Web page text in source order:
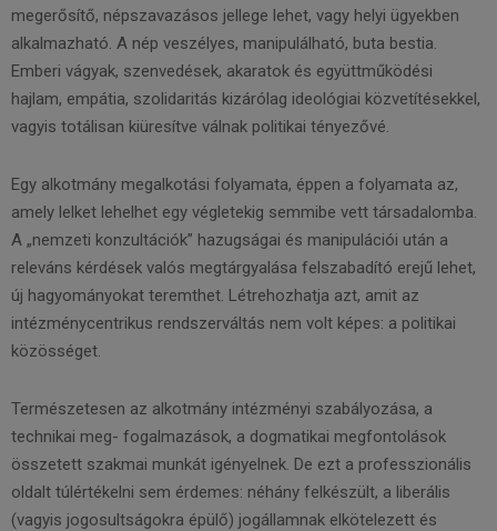
megerősítő, népszavazásos jellege lehet, vagy helyi ügyekben
alkalmazható. A nép veszélyes, manipulálható, buta bestia.
Emberi vágyak, szenvedések, akaratok és együttműködési
hajlam, empátia, szolidaritás kizárólag ideológiai közvetítésekkel,
vagyis totálisan kiüresítve válnak politikai tényezővé.
Egy alkotmány megalkotási folyamata, éppen a folyamata az,
amely lelket lehelhet egy végletekig semmibe vett társadalomba.
A „nemzeti konzultációk” hazugságai és manipulációi után a
releváns kérdések valós megtárgyalása felszabadító erejű lehet,
új hagyományokat teremthet. Létrehozhatja azt, amit az
intézménycentrikus rendszerváltás nem volt képes: a politikai
közösséget.
Természetesen az alkotmány intézményi szabályozása, a
technikai meg- fogalmazások, a dogmatikai megfontolások
összetett szakmai munkát igényelnek. De ezt a professzionális
oldalt túlértékelni sem érdemes: néhány felkészült, a liberális
(vagyis jogosultságokra épülő) jogállamnak elkötelezett és